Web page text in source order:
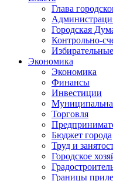
Глава
Городская
Контрольно-
Экономика
Экономика
Финансы
Инвестиции
Торговля
Бюджет города
Труд и
Городское
Границы